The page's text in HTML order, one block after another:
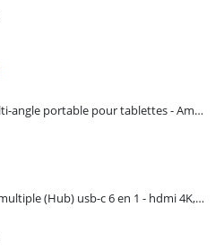
Support multi-angle portable pour tablettes - Amazon Basics
Adaptateur multiple (Hub) usb-c 6 en 1 - hdmi 4K, 3 ports USB 3.0 et lecteur de carte sd tf - UGREEN